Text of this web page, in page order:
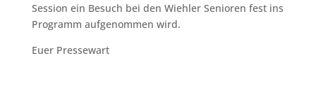
Session ein Besuch bei den Wiehler Senioren fest ins
Programm aufgenommen wird.
Euer Pressewart